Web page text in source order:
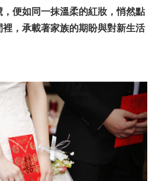
便如同一抹溫柔的紅妝，悄然點
，承載著家族的期盼與對新生活